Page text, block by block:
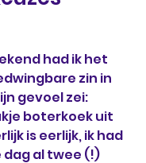
had ik het
zin in
gevoel zei:
boterkoek uit
is eerlijk, ik had
al twee (!)